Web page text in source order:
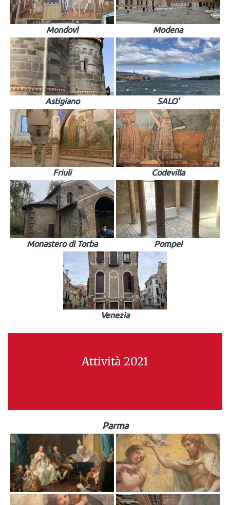
Mondovì Modena
Astigiano SALO'
Friuli Codevilla
Monastero di Torba Pompei
Venezia
Attività 2021
Parma